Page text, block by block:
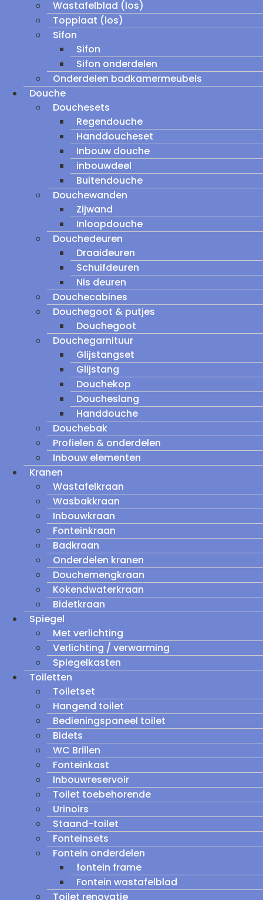
Wastafelblad (los)
Topplaat (los)
Sifon
Sifon
Sifon onderdelen
Onderdelen badkamermeubels
Douche
Douchesets
Regendouche
Handdoucheset
Inbouw douche
inbouwdeel
Buitendouche
Douchewanden
Zijwand
Inloopdouche
Douchedeuren
Draaideuren
Schuifdeuren
Nis deuren
Douchecabines
Douchegoot & putjes
Douchegoot
Douchegarnituur
Glijstangset
Glijstang
Douchekop
Doucheslang
Handdouche
Douchebak
Profielen & onderdelen
Inbouw elementen
Kranen
Wastafelkraan
Wasbakkraan
Inbouwkraan
Fonteinkraan
Badkraan
Onderdelen kranen
Douchemengkraan
Kokendwaterkraan
Bidetkraan
Spiegel
Met verlichting
Verlichting / verwarming
Spiegelkasten
Toiletten
Toiletset
Hangend toilet
Bedieningspaneel toilet
Bidets
WC Brillen
Fonteinkast
Inbouwreservoir
Toilet toebehorende
Urinoirs
Staand-toilet
Fonteinsets
Fontein onderdelen
fontein frame
Fontein wastafelblad
Toilet renovatie